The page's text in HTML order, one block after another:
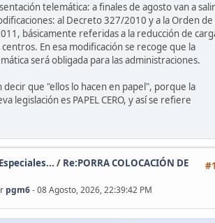
telemática: a finales de agosto van a salir
al Decreto 327/2010 y a la Orden de
básicamente referidas a la reducción de
En esa modificación se recoge que la
será obligada para las administraciones.
decir que "ellos lo hacen en papel", porque la
legislación es PAPEL CERO, y así se refiere
/ Re:PORRA COLOCACIÓN DE
pgm6- 08 Agosto, 2026, 22:39:42 PM